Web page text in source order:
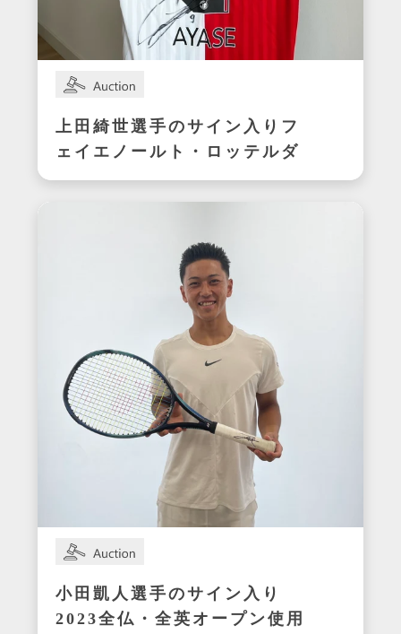
上田綺世選手のサイン入りフ
ェイエノールト・ロッテルダ
ムユニフォーム
小田凱人選手のサイン入り
2023全仏・全英オープン使用